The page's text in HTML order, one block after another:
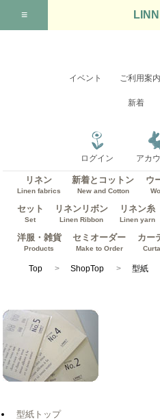
ご利用案内
イベント
新着
ログイン アカ
リネン
Linen fabrics
新着とコットン
New and Cotton
ウ
セット
Set
リネンリボン
Linen Ribbon
リネン糸
Linen yarn
洋服・雑貨
Products
セミオーダー
Make to Order
カー
Top ShopTop 型紙
型紙トップ
≡